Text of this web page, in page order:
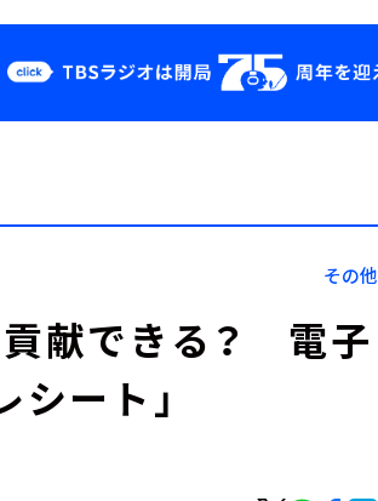
YouTube
その他
献できる？ 電子
ート」